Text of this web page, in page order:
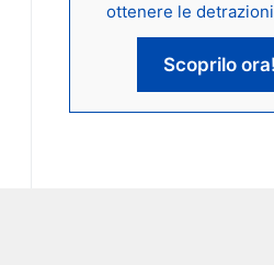
ottenere le
Scoprilo ora!